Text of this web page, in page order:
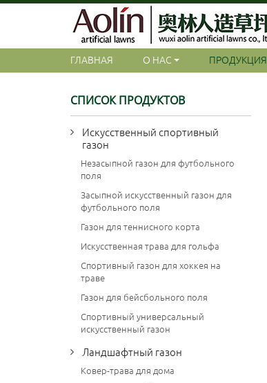
ГЛАВНАЯ О НАС ПРОДУКЦИЯ
СПИСОК ПРОДУКТОВ
Искусственный спортивный
газон
Незасыпной газон для футбольного
поля
Засыпной искусственный газон для
футбольного поля
Газон для теннисного корта
Искусственная трава для гольфа
Спортивный газон для хоккея на
траве
Газон для бейсбольного поля
Спортивный универсальный
искусственный газон
Ландшафтный газон
Ковер-трава для дома